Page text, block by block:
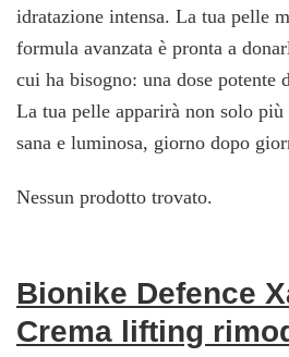
idratazione intensa. La tua pelle
formula avanzata è pronta a
cui ha bisogno: una dose potente
La tua pelle apparirà non solo
sana e luminosa, giorno dopo
Nessun prodotto trovato.
Bionike Defence
Crema lifting